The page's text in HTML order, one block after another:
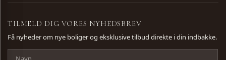
TILMELD DIG VORES NYHEDSBREV
Få nyheder om nye boliger og eksklusive tilbud direkte i din indbakke.